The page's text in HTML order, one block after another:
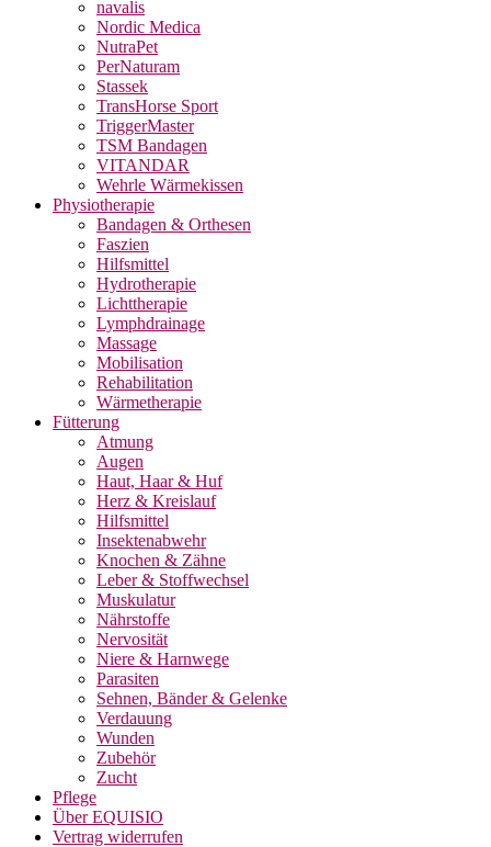
navalis
Nordic Medica
NutraPet
PerNaturam
Stassek
TransHorse Sport
TriggerMaster
TSM Bandagen
VITANDAR
Wehrle Wärmekissen
Physiotherapie
Bandagen & Orthesen
Faszien
Hilfsmittel
Hydrotherapie
Lichttherapie
Lymphdrainage
Massage
Mobilisation
Rehabilitation
Wärmetherapie
Fütterung
Atmung
Augen
Haut, Haar & Huf
Herz & Kreislauf
Hilfsmittel
Insektenabwehr
Knochen & Zähne
Leber & Stoffwechsel
Muskulatur
Nährstoffe
Nervosität
Niere & Harnwege
Parasiten
Sehnen, Bänder & Gelenke
Verdauung
Wunden
Zubehör
Zucht
Pflege
Über EQUISIO
Vertrag widerrufen